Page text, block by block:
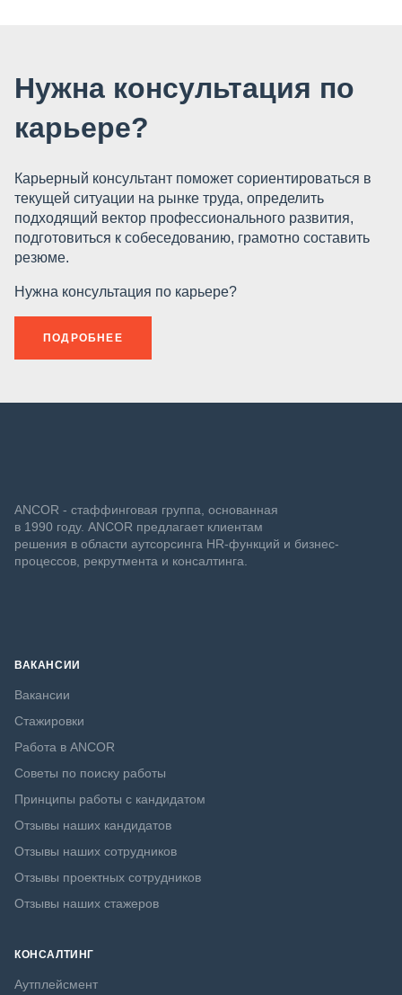
Нужна консультация по
карьере?
Карьерный консультант поможет сориентироваться в
текущей ситуации на рынке труда, определить
подходящий вектор профессионального развития,
подготовиться к собеседованию, грамотно составить
резюме.
Нужна консультация по карьере?
ПОДРОБНЕЕ
ANCOR - стаффинговая группа, основанная
в 1990 году. ANCOR предлагает клиентам
решения в области аутсорсинга HR-функций и бизнес-
процессов, рекрутмента и консалтинга.
ВАКАНСИИ
Вакансии
Стажировки
Работа в ANCOR
Советы по поиску работы
Принципы работы с кандидатом
Отзывы наших кандидатов
Отзывы наших сотрудников
Отзывы проектных сотрудников
Отзывы наших стажеров
КОНСАЛТИНГ
Аутплейсмент